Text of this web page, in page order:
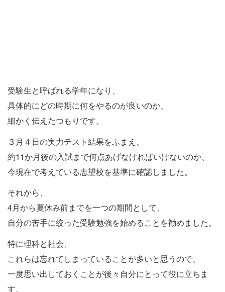
受験生と呼ばれる学年になり、
具体的にどの時期に何をやるのが良いのか、
細かく伝えたつもりです。
３月４日の実力テスト結果をふまえ、
約11か月後の入試まで何点あげなければいけないのか、
今現在で考えている志望校を基準に確認しました。
それから、
4月から夏休み前までを一つの期間として、
自分の苦手に絞った受験勉強を始めることを勧めました。
特に理科と社会、
これらは忘れてしまっていることが多いと思うので、
一度思い出しておくことが後々自分にとって役に立ちま
す。